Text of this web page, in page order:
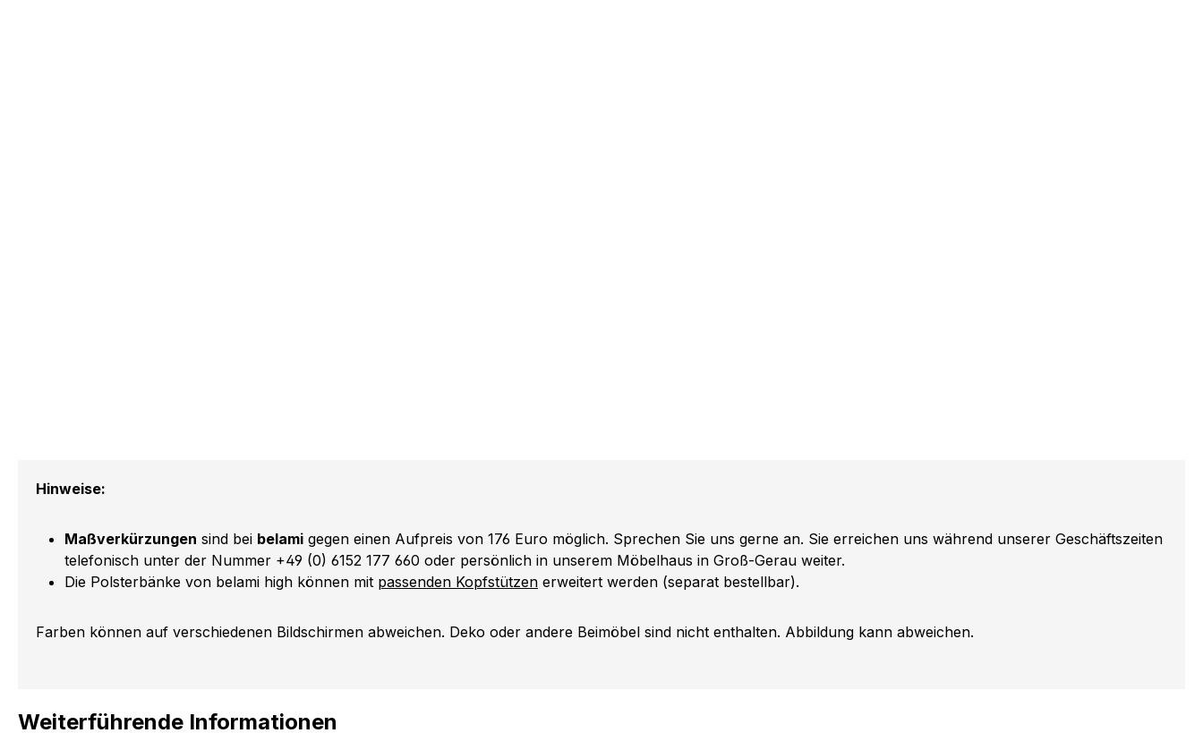
Hinweise:
Maßverkürzungen sind bei belami gegen einen Aufpreis von 176 Euro möglich. Sprechen Sie uns gerne an. Sie erreichen uns während unserer Geschäftszeiten
telefonisch unter der Nummer +49 (0) 6152 177 660 oder persönlich in unserem Möbelhaus in Groß-Gerau weiter.
Die Polsterbänke von belami high können mit passenden Kopfstützen erweitert werden (separat bestellbar).
Farben können auf verschiedenen Bildschirmen abweichen. Deko oder andere Beimöbel sind nicht enthalten. Abbildung kann abweichen.
Weiterführende Informationen